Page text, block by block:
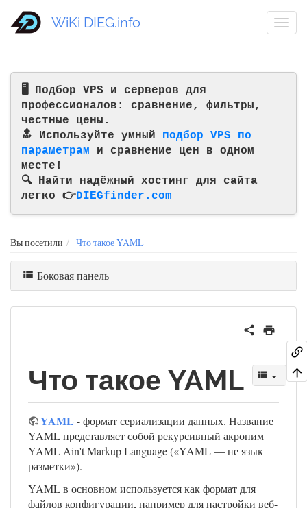
🖥️ Подбор VPS и серверов для
профессионалов: сравнение, фильтры,
честные цены.
🔝 Используйте умный подбор VPS по
параметрам и сравнение цен в одном
месте!
🔍 Найти надёжный хостинг для сайта
легко 👉DIEGfinder.com
WiKi DIEG.info
Вы посетили Что такое YAML
Боковая панель
Что такое YAML
YAML - формат сериализации данных. Название
YAML представляет собой рекурсивный акроним
YAML Ain't Markup Language («YAML — не язык
разметки»).
YAML в основном используется как формат для
файлов конфигурации, например для настройки веб-